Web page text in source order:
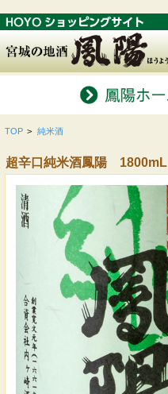
TOP > 純米酒
超辛口純米酒鳳陽 1800mL